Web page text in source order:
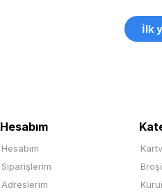
İlk
Hesabım
Hesabım
Siparişlerim
Adreslerim